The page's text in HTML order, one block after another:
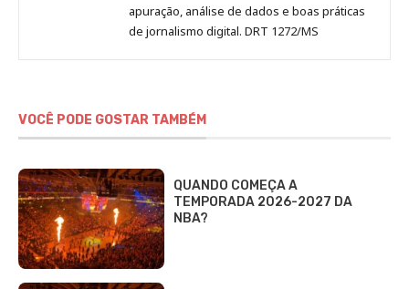
apuração, análise de dados e boas práticas
de jornalismo digital. DRT 1272/MS
VOCÊ PODE GOSTAR TAMBÉM
QUANDO COMEÇA A
TEMPORADA 2026-2027 DA
NBA?